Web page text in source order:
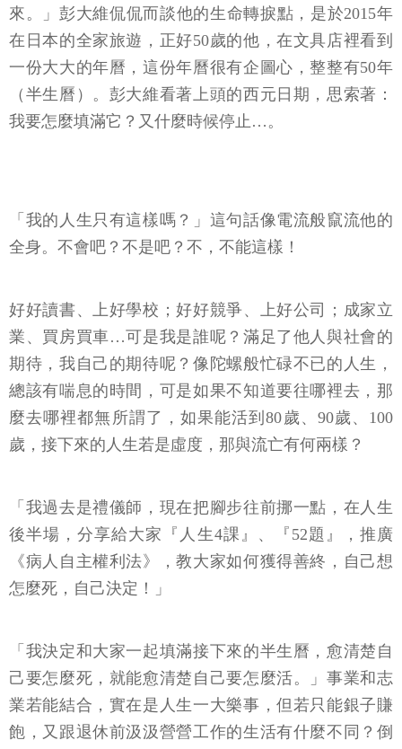
來。」彭大維侃侃而談他的生命轉捩點，是於2015年
在日本的全家旅遊，正好50歲的他，在文具店裡看到
一份大大的年曆，這份年曆很有企圖心，整整有50年
（半生曆）。彭大維看著上頭的西元日期，思索著：
我要怎麼填滿它？又什麼時候停止…。
「我的人生只有這樣嗎？」這句話像電流般竄流他的
全身。不會吧？不是吧？不，不能這樣！
好好讀書、上好學校；好好競爭、上好公司；成家立
業、買房買車…可是我是誰呢？滿足了他人與社會的
期待，我自己的期待呢？像陀螺般忙碌不已的人生，
總該有喘息的時間，可是如果不知道要往哪裡去，那
麼去哪裡都無所謂了，如果能活到80歲、90歲、100
歲，接下來的人生若是虛度，那與流亡有何兩樣？
「我過去是禮儀師，現在把腳步往前挪一點，在人生
後半場，分享給大家『人生4課』、『52題』，推廣
《病人自主權利法》，教大家如何獲得善終，自己想
怎麼死，自己決定！」
「我決定和大家一起填滿接下來的半生曆，愈清楚自
己要怎麼死，就能愈清楚自己要怎麼活。」事業和志
業若能結合，實在是人生一大樂事，但若只能銀子賺
飽，又跟退休前汲汲營營工作的生活有什麼不同？倒